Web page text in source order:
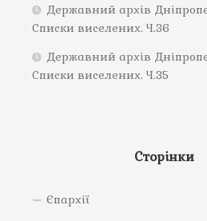
Державний архів
Списки виселених. Ч.36
Державний архів
Списки виселених. Ч.35
Сторінки
Єпархії